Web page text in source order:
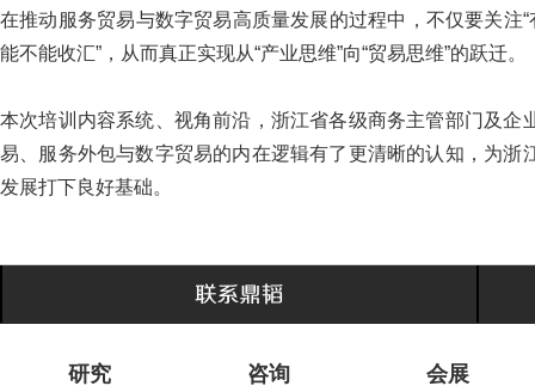
在推动服务贸易与数字贸易高质量发展的过程中，不仅要关注
能不能收汇”，从而真正实现从“产业思维”向“贸易思维”的跃迁。
本次培训内容系统、视角前沿，浙江省各级商务主管部门及
易、服务外包与数字贸易的内在逻辑有了更清晰的认知，为
发展打下良好基础。
研究 咨询 会展